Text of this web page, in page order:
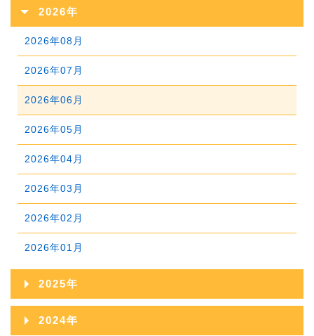
2026年
2026年08月
2026年07月
2026年06月
2026年05月
2026年04月
2026年03月
2026年02月
2026年01月
2025年
2025年12月
2024年